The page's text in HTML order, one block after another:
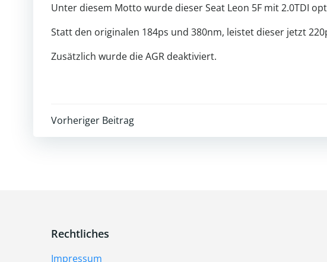
Unter diesem Motto wurde dieser Seat Leon 5F mit 2.0TDI
Statt den originalen 184ps und 380nm, leistet dieser jetzt
Zusätzlich wurde die AGR deaktiviert.
Beitragsnavigation
Vorheriger Beitrag
Rechtliches
Impressum